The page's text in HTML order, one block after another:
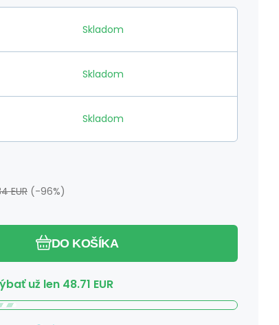
Skladom
Skladom
Skladom
EUR (-96%)
DO KOŠÍKA
už len 48.71 EUR